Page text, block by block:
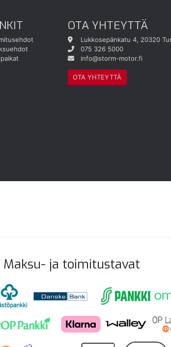
OTA YHTEYTTÄ
Lukkosepänkatu 4, 20320
075 326 5000
info@storm-motor.fi
OTA YHTEYTTÄ
Maksu- ja toimitustavat